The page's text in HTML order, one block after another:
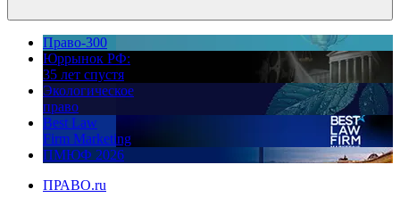
Право-300
Юррынок РФ:
35 лет спустя
Экологическое
право
Best Law
Firm Marketing
ПМЮФ 2026
ПРАВО.ru